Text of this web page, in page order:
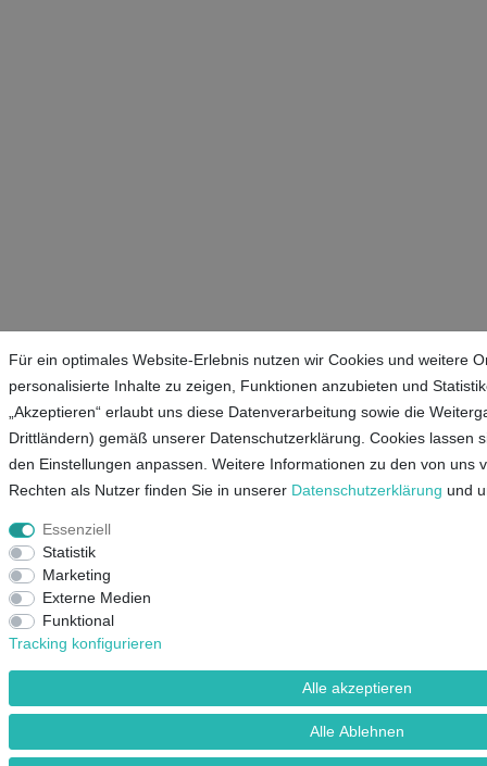
Für ein optimales Website-Erlebnis nutzen wir Cookies und weitere
personalisierte Inhalte zu zeigen, Funktionen anzubieten und
„Akzeptieren“ erlaubt uns diese Datenverarbeitung sowie die
Drittländern) gemäß unserer Datenschutzerklärung. Cookies lassen
den Einstellungen anpassen. Weitere Informationen zu den von uns
Rechten als Nutzer finden Sie in unserer Daten­schutz­erklärung und
Essenziell
Statistik
Marketing
Externe Medien
Funktional
Tracking konfigurieren
Alle akzeptieren
Alle Ablehnen